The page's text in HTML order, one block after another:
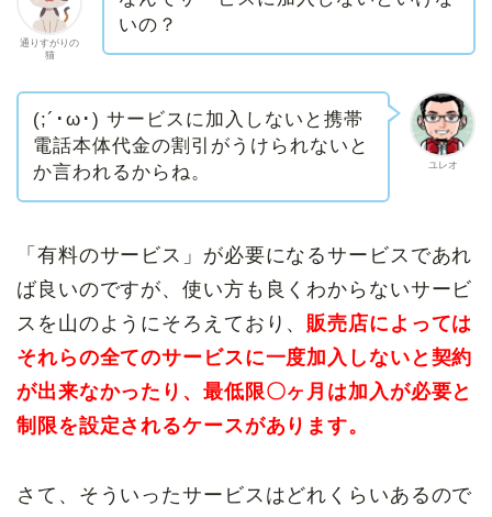
通りすがりの
猫
いの？
ユレオ
(;´･ω･) サービスに加入しないと携帯
電話本体代金の割引がうけられないと
か言われるからね。
「有料のサービス」が必要になるサービスであれ
ば良いのですが、使い方も良くわからないサービ
スを山のようにそろえており、 販売店によっては
それらの全てのサービスに一度加入しないと契約
が出来なかったり、最低限〇ヶ月は加入が必要と
制限を設定されるケースがあります。
さて、そういったサービスはどれくらいあるので